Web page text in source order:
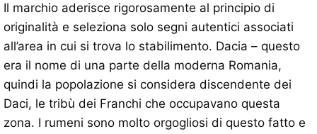
Il marchio aderisce rigorosamente al principio di
originalità e seleziona solo segni autentici associati
all’area in cui si trova lo stabilimento. Dacia – questo
era il nome di una parte della moderna Romania,
quindi la popolazione si considera discendente dei
Daci, le tribù dei Franchi che occupavano questa
zona. I rumeni sono molto orgogliosi di questo fatto e